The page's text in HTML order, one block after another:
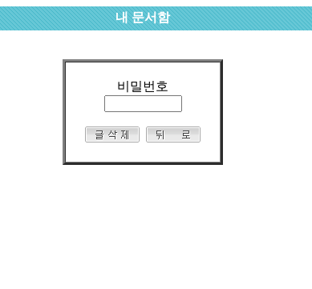
내 문서함
비밀번호